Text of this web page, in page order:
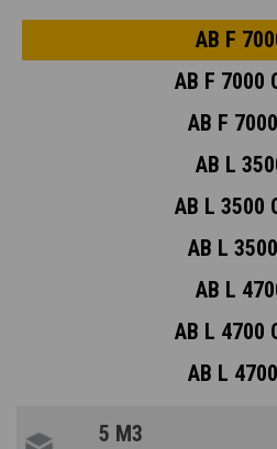
AB F
AB F 7000
AB F
AB L
AB L 3500
AB L
AB L
AB L 4700
AB L
5 M3